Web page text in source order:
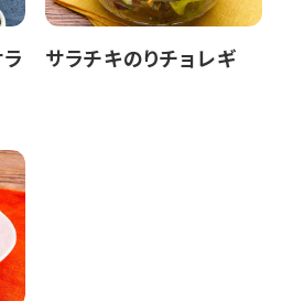
サラチキのりチョレギ